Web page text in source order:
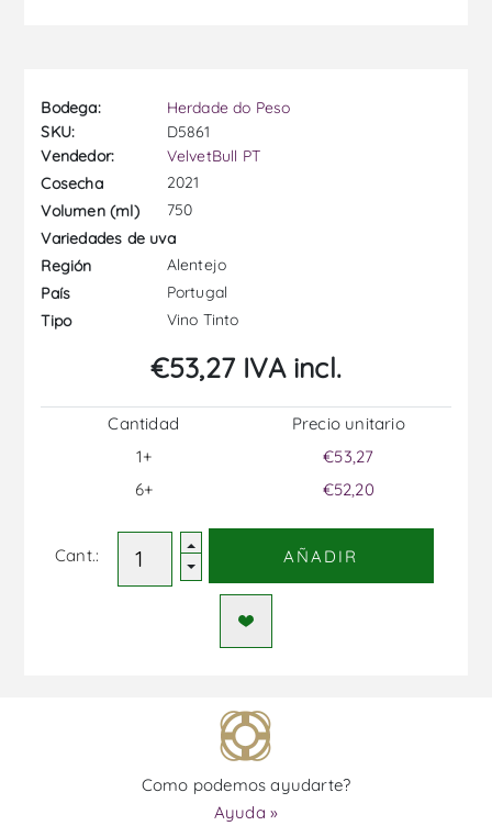
Bodega:
Herdade do Peso
SKU:
D5861
Vendedor:
VelvetBull PT
Cosecha
2021
Volumen (ml)
750
Variedades de uva
Región
Alentejo
País
Portugal
Tipo
Vino Tinto
€53,27 IVA incl.
Cantidad
1+
6+
Precio unitario
€53,27
€52,20
Cant.: AÑADIR
Como podemos ayudarte?
Ayuda »